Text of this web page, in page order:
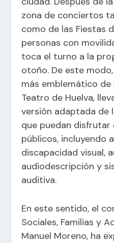
zona de conciertos
como de las Fiestas
personas con
toca el turno a la
otoño. De este
más emblemático de
Teatro de Huelva,
versión adaptada de
que puedan
públicos, incluyendo
discapacidad visual,
audiodescripción y
auditiva.
En este sentido, el
Sociales, Familias y
Manuel Moreno, ha